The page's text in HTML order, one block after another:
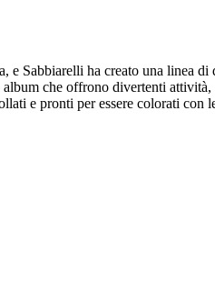
e Sabbiarelli ha creato una
che offrono divertenti
e pronti per essere colorati